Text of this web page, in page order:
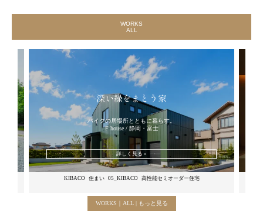
WORKS
ALL
KIBACO 住まい 05_KIBACO 高性能セミオーダー住宅
深い緑をまとう家
バイクの居場所とともに暮らす。
F house / 静岡・富士
詳しく見る »
WORKS｜ALL | もっと見る